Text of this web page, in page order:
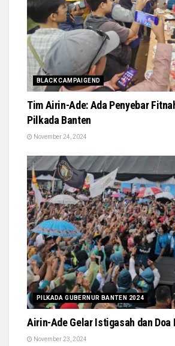
BLACK CAMPAIGEND
Tim Airin-Ade: Ada Penyebar
Pilkada Banten
November 24, 2024
PILKADA GUBERNUR BANTEN 2024
Airin-Ade Gelar Istigasah dan Doa
November 23, 2024